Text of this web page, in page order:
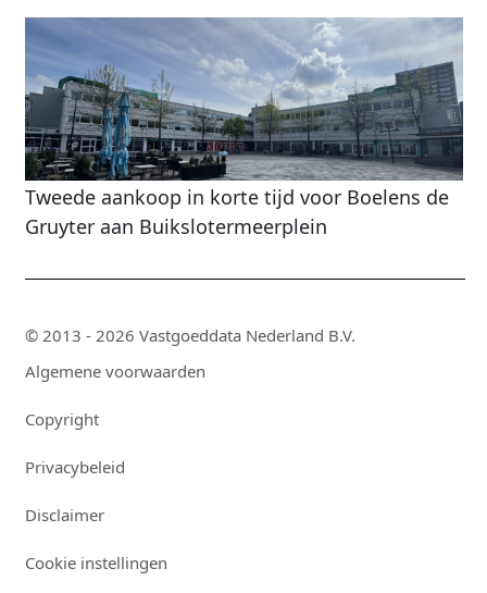
Tweede aankoop in korte tijd voor Boelens de
Gruyter aan Buikslotermeerplein
© 2013 - 2026 Vastgoeddata Nederland B.V.
Algemene voorwaarden
Copyright
Privacybeleid
Disclaimer
Cookie instellingen